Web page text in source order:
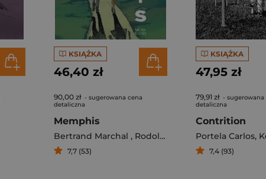
KSIĄŻKA
46,40 zł
90,00 zł - sugerowana cena
detaliczna
Memphis
Bertrand Marchal , Rodolphe
7,7 (53)
KSIĄŻKA
47,95 zł
79,91 zł - sugerowana
detaliczna
Contrition
Portela Carlos,
7,4 (93)